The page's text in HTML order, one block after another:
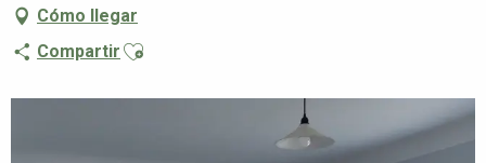
Cómo llegar
Compartir Ajouter aux favoris